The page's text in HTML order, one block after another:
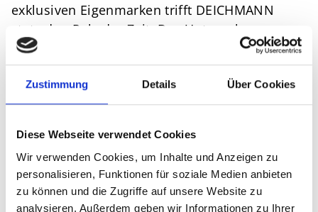
Zustimmung Details Über Cookies
Diese Webseite verwendet Cookies
Wir verwenden Cookies, um Inhalte und Anzeigen zu
personalisieren, Funktionen für soziale Medien anbieten
zu können und die Zugriffe auf unsere Website zu
analysieren. Außerdem geben wir Informationen zu Ihrer
exklusiven Eigenmarken trifft DEICHMANN
stets den Puls der Zeit. Das Unternehmen
bietet nicht nur klassische und zeitlose,
sondern auch angesagte und trendsetzende
Schuh- und Accessoire-Kollektionen an –
sowohl für Damen und Herren als auch für
saisonale Trend-Kollektionen
Kooperationen mit bekannten Marken (z. B.
Adidas, Nike oder Puma)